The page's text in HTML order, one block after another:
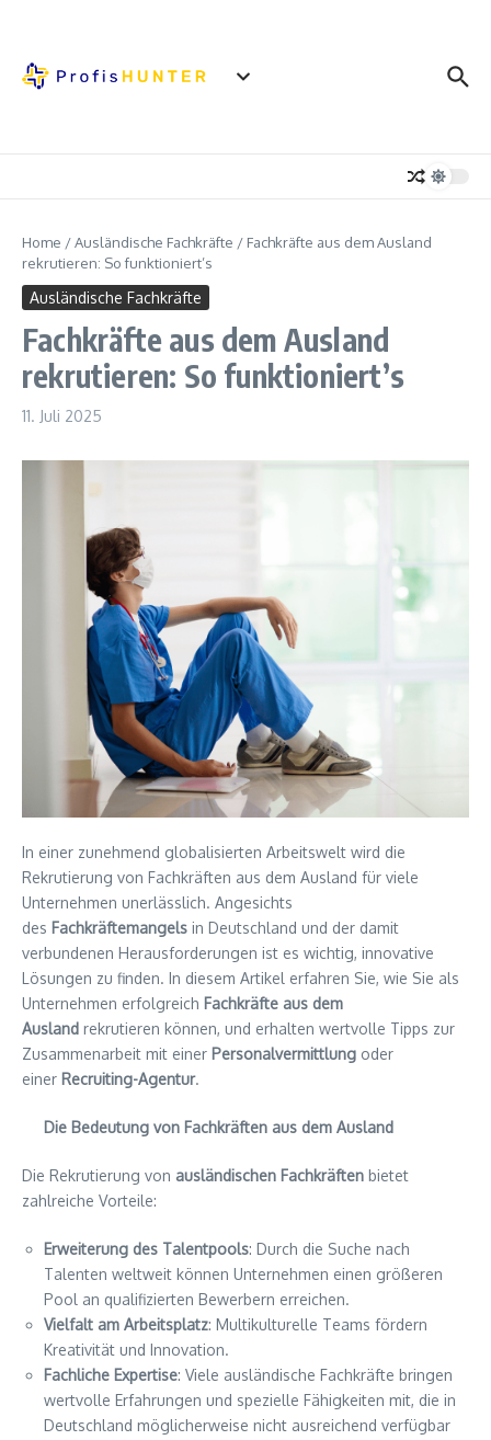
Home /Ausländische Fachkräfte / Fachkräfte aus dem Ausland
rekrutieren: So funktioniert’s
Ausländische Fachkräfte
Fachkräfte aus dem Ausland
rekrutieren: So funktioniert’s
11. Juli 2025
In einer zunehmend globalisierten Arbeitswelt wird die
Rekrutierung von Fachkräften aus dem Ausland für viele
Unternehmen unerlässlich. Angesichts
des Fachkräftemangels in Deutschland und der damit
verbundenen Herausforderungen ist es wichtig, innovative
Lösungen zu finden. In diesem Artikel erfahren Sie, wie Sie als
Unternehmen erfolgreich Fachkräfte aus dem
Ausland rekrutieren können, und erhalten wertvolle Tipps zur
Zusammenarbeit mit einer Personalvermittlung oder
einer Recruiting-Agentur.
Die Bedeutung von Fachkräften aus dem Ausland
Die Rekrutierung von ausländischen Fachkräften bietet
zahlreiche Vorteile:
Erweiterung des Talentpools: Durch die Suche nach
Talenten weltweit können Unternehmen einen größeren
Pool an qualifizierten Bewerbern erreichen.
Vielfalt am Arbeitsplatz: Multikulturelle Teams fördern
Kreativität und Innovation.
Fachliche Expertise: Viele ausländische Fachkräfte bringen
wertvolle Erfahrungen und spezielle Fähigkeiten mit, die in
Deutschland möglicherweise nicht ausreichend verfügbar